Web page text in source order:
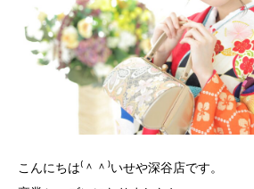
こんにちは⁽＾＾⁾いせや深谷店です。